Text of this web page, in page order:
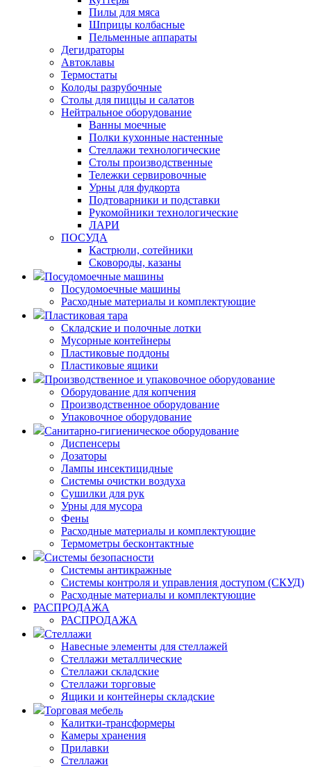
Пилы для мяса
Шприцы колбасные
Пельменные аппараты
Дегидраторы
Автоклавы
Термостаты
Колоды разрубочные
Столы для пиццы и салатов
Нейтральное оборудование
Ванны моечные
Полки кухонные настенные
Стеллажи технологические
Столы производственные
Тележки сервировочные
Урны для фудкорта
Подтоварники и подставки
Рукомойники технологические
ЛАРИ
ПОСУДА
Кастрюли, сотейники
Сковороды, казаны
Посудомоечные машины
Посудомоечные машины
Расходные материалы и комплектующие
Пластиковая тара
Складские и полочные лотки
Мусорные контейнеры
Пластиковые поддоны
Пластиковые ящики
Производственное и упаковочное оборудование
Оборудование для копчения
Производственное оборудование
Упаковочное оборудование
Санитарно-гигиеническое оборудование
Диспенсеры
Дозаторы
Лампы инсектицидные
Системы очистки воздуха
Сушилки для рук
Урны для мусора
Фены
Расходные материалы и комплектующие
Термометры бесконтактные
Системы безопасности
Системы антикражные
Системы контроля и управления доступом (СКУД)
Расходные материалы и комплектующие
РАСПРОДАЖА
РАСПРОДАЖА
Стеллажи
Навесные элементы для стеллажей
Стеллажи металлические
Стеллажи складские
Стеллажи торговые
Ящики и контейнеры складские
Торговая мебель
Калитки-трансформеры
Камеры хранения
Прилавки
Стеллажи